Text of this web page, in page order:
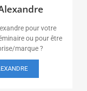
pour votre
ou pour être
marque ?